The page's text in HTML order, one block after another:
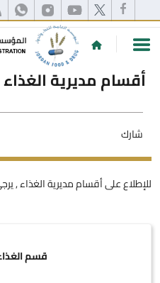
أقسام مديرية الغذاء
شارك
للإطلاع على أقسام مديرية الغذاء ,
قسم